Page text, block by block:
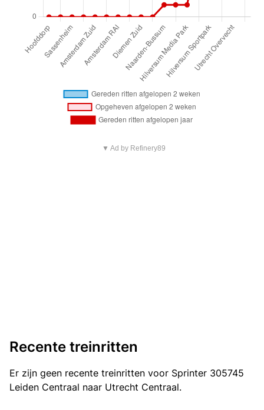
▼ Ad by Refinery89
Recente treinritten
Er zijn geen recente treinritten voor Sprinter 305745
Leiden Centraal naar Utrecht Centraal.